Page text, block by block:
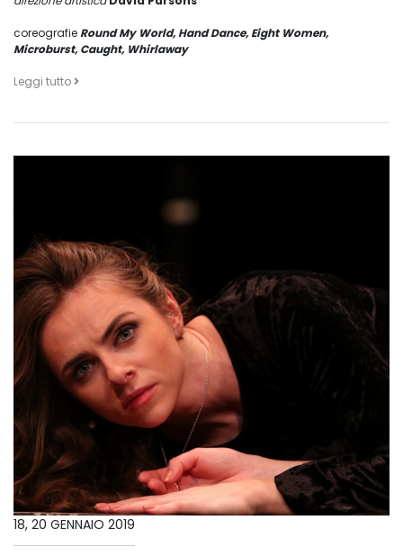
coreografieRound My World, Hand Dance, Eight Women,
Microburst, Caught, Whirlaway
Leggi tutto
18, 20 GENNAIO 2019